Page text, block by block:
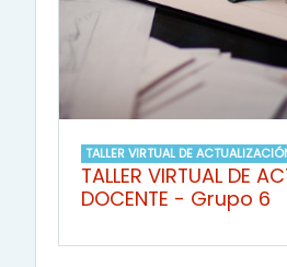
TALLER VIRTUAL DE
TALLER VIRTUAL DE
DOCENTE - Grupo 6